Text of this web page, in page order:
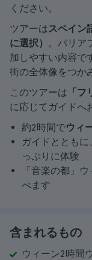
ください。
ツアーはスペイン
に選択） 。バリア
加しやすい内容で
街の全体像をつか
このツアーは 「
に応じてガイドへ
約2時間でウィ
ガイドとともに
っぷりに体験
「音楽の都」
べます
含まれるもの
ウィーン2時間